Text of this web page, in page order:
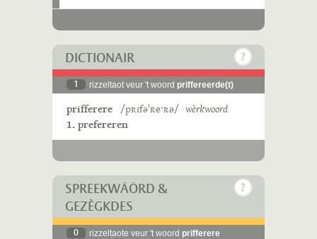
DICTIONAIR
1 rizzeltaot veur 't woord priffereerde(t)
prifferere /pʀɪfəˈʀeˑʀə/ wèrkwoord
1. prefereren
SPREEKWÄÖRD &
GEZÈGKDES
0 rizzeltaote veur 't woord prifferere